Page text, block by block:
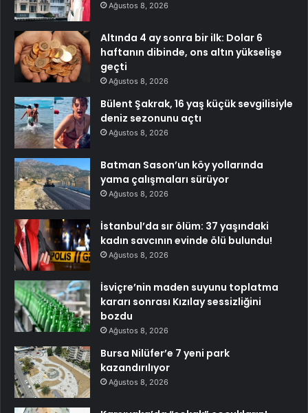
Ağustos 8, 2026
Altında 4 ay sonra bir ilk: Dolar 6
haftanın dibinde, ons altın yükselişe
geçti
Ağustos 8, 2026
Bülent Şakrak, 16 yaş küçük sevgilisiyle
deniz sezonunu açtı
Ağustos 8, 2026
Batman Sason’un köy yollarında
yama çalışmaları sürüyor
Ağustos 8, 2026
İstanbul’da sır ölüm: 37 yaşındaki
kadın savcının evinde ölü bulundu!
Ağustos 8, 2026
İsviçre’nin maden suyunu toplatma
kararı sonrası Kızılay sessizliğini
bozdu
Ağustos 8, 2026
Bursa Nilüfer’e 7 yeni park
kazandırılıyor
Ağustos 8, 2026